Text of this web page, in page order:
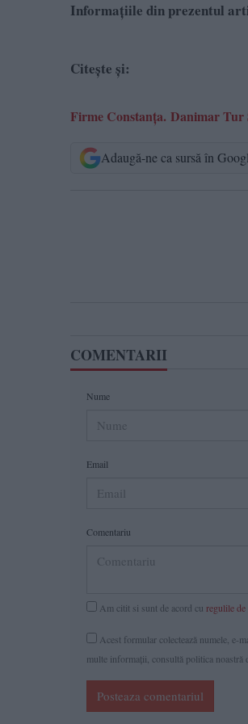
Informațiile din prezentul
Citește și:
Firme Constanța. Danimar Tur
Adaugă-ne ca sursă în
COMENTARII
Nume
Email
Comentariu
Am citit si sunt de acord cu regulile de
Acest formular colectează numele, e-
multe informaţii, consultă politica noastră
Posteaza comentariul